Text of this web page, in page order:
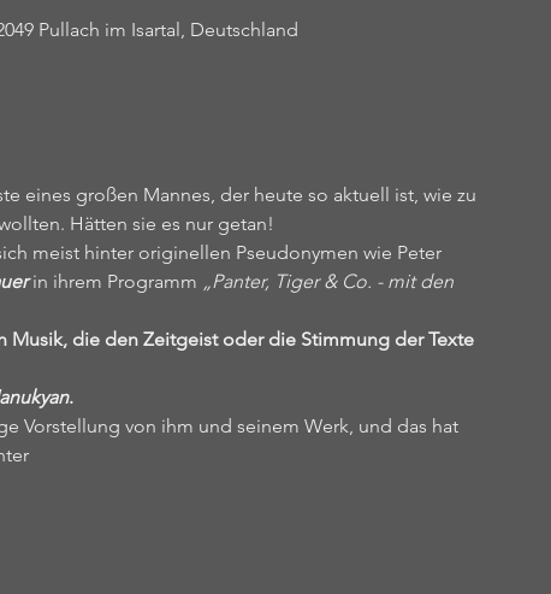
Pullach im Isartal, Deutschland
eines großen Mannes, der heute so aktuell ist, wie zu
Hätten sie es nur getan!
meist hinter originellen Pseudonymen wie Peter
in ihrem Programm „Panter, Tiger & Co. - mit den
die den Zeitgeist oder die Stimmung der Texte
.
Vorstellung von ihm und seinem Werk, und das hat